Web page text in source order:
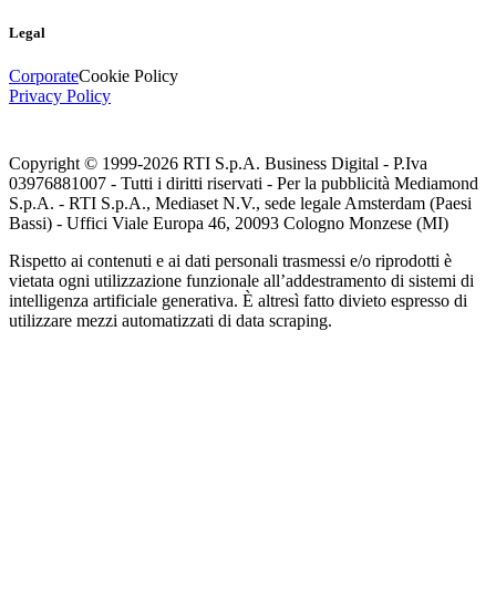
Legal
CorporateCookie Policy
Privacy Policy
Copyright © 1999-2026 RTI S.p.A. Business Digital - P.Iva
03976881007 - Tutti i diritti riservati - Per la pubblicità Mediamond
S.p.A. - RTI S.p.A., Mediaset N.V., sede legale Amsterdam (Paesi
Bassi) - Uffici Viale Europa 46, 20093 Cologno Monzese (MI)
Rispetto ai contenuti e ai dati personali trasmessi e/o riprodotti è
vietata ogni utilizzazione funzionale all’addestramento di sistemi di
intelligenza artificiale generativa. È altresì fatto divieto espresso di
utilizzare mezzi automatizzati di data scraping.